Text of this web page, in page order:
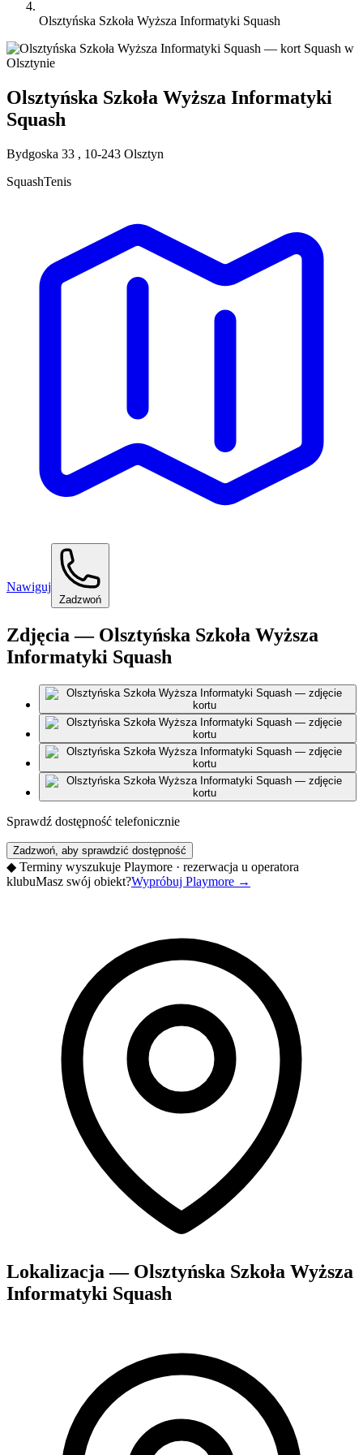
Olsztyńska Szkoła Wyższa Informatyki Squash
Olsztyńska Szkoła Wyższa Informatyki
Squash
Bydgoska 33 , 10-243 Olsztyn
SquashTenis
Nawiguj
Zadzwoń
Zdjęcia — Olsztyńska Szkoła Wyższa
Informatyki Squash
Sprawdź dostępność telefonicznie
Zadzwoń, aby sprawdzić dostępność
◆ Terminy wyszukuje Playmore · rezerwacja u operatora
klubuMasz swój obiekt?Wypróbuj Playmore →
Lokalizacja — Olsztyńska Szkoła Wyższa
Informatyki Squash